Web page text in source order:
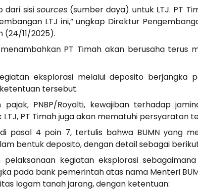
dari sisi sources(sumber daya) untuk LTJ. PT
LTJ ini,” ungkap Direktur
(24/11/2025).
PT Timah akan berusaha terus
eksplorasi melalui deposito berjangka
tersebut.
PNBP/Royalti, kewajiban terhadap
PT Timah juga akan mematuhi persyaratan
pasal 4 poin 7, tertulis bahwa BUMN yang
bentuk deposito, dengan detail sebagai
pelaksanaan kegiatan eksplorasi
pada bank pemerintah atas nama Menteri
logam tanah jarang, dengan ketentuan: